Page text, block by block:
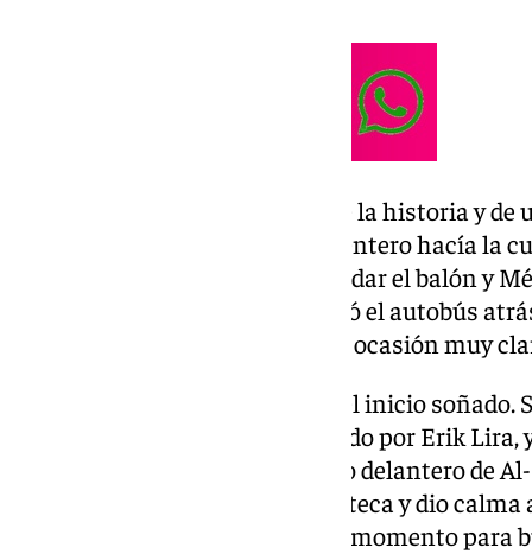
‘El Tri’ supo gestionar el peso de la historia y
vestuarios mientras el mundo entero hacía la
artificiales de la FIFA dejaron rodar el balón y
en escena rival. Sudáfrica plantó el autobús
Raúl Jiménez tuvo una primera ocasión muy
A los nueve, la anfitriona logró el inicio
balón con Yaya Sithole, encimado por Erik
gol del 23º Mundial. El inspirado delantero de
aún más la celebración en el Azteca y dio
porque México no aprovechó el momento para